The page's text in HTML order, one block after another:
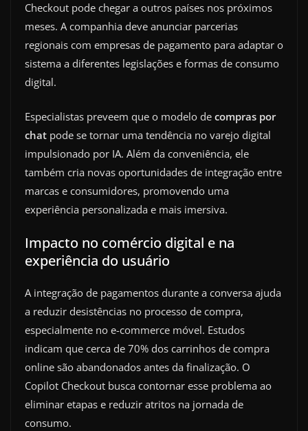
Checkout pode chegar a outros países nos próximos
meses. A companhia deve anunciar parcerias
regionais com empresas de pagamento para adaptar o
sistema a diferentes legislações e formas de consumo
digital.
Especialistas preveem que o modelo de compras por
chat pode se tornar uma tendência no varejo digital
impulsionado por IA. Além da conveniência, ele
também cria novas oportunidades de integração entre
marcas e consumidores, promovendo uma
experiência personalizada e mais imersiva.
Impacto no comércio digital e na
experiência do usuário
A integração de pagamentos durante a conversa ajuda
a reduzir desistências no processo de compra,
especialmente no e-commerce móvel. Estudos
indicam que cerca de 70% dos carrinhos de compra
online são abandonados antes da finalização. O
Copilot Checkout busca contornar esse problema ao
eliminar etapas e reduzir atritos na jornada de
consumo.